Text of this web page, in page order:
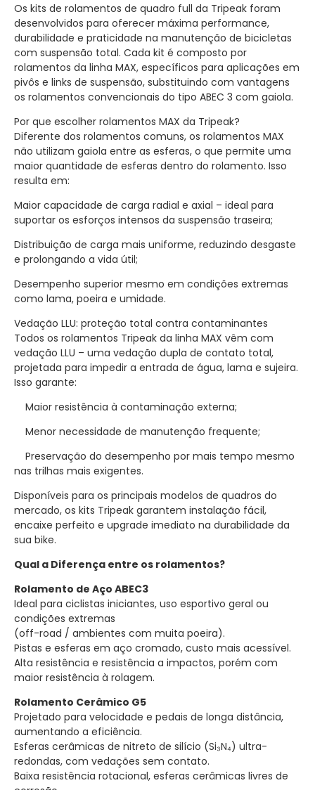
Os kits de rolamentos de quadro full da Tripeak foram
desenvolvidos para oferecer máxima performance,
durabilidade e praticidade na manutenção de bicicletas
com suspensão total. Cada kit é composto por
rolamentos da linha MAX, específicos para aplicações em
pivôs e links de suspensão, substituindo com vantagens
os rolamentos convencionais do tipo ABEC 3 com gaiola.
Por que escolher rolamentos MAX da Tripeak?
Diferente dos rolamentos comuns, os rolamentos MAX
não utilizam gaiola entre as esferas, o que permite uma
maior quantidade de esferas dentro do rolamento. Isso
resulta em:
Maior capacidade de carga radial e axial – ideal para
suportar os esforços intensos da suspensão traseira;
Distribuição de carga mais uniforme, reduzindo desgaste
e prolongando a vida útil;
Desempenho superior mesmo em condições extremas
como lama, poeira e umidade.
Vedação LLU: proteção total contra contaminantes
Todos os rolamentos Tripeak da linha MAX vêm com
vedação LLU – uma vedação dupla de contato total,
projetada para impedir a entrada de água, lama e sujeira.
Isso garante:
Maior resistência à contaminação externa;
Menor necessidade de manutenção frequente;
Preservação do desempenho por mais tempo mesmo
nas trilhas mais exigentes.
Disponíveis para os principais modelos de quadros do
mercado, os kits Tripeak garantem instalação fácil,
encaixe perfeito e upgrade imediato na durabilidade da
sua bike.
Qual a Diferença entre os rolamentos?
Rolamento de Aço ABEC3
Ideal para ciclistas iniciantes, uso esportivo geral ou
condições extremas
(off-road / ambientes com muita poeira).
Pistas e esferas em aço cromado, custo mais acessível.
Alta resistência e resistência a impactos, porém com
maior resistência à rolagem.
Rolamento Cerâmico G5
Projetado para velocidade e pedais de longa distância,
aumentando a eficiência.
Esferas cerâmicas de nitreto de silício (Si₃N₄) ultra-
redondas, com vedações sem contato.
Baixa resistência rotacional, esferas cerâmicas livres de